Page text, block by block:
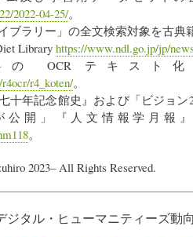
2022-04-25/。
ブラリー」の全文検索対象を古典
Library https://www.ndl.go.jp/jp/
の OCR テキスト
r4_koten/。
十年記念館史』および「ビジョン
開」『人文情報学月報』
。
2023– All Rights Reserved.
ジタル・ヒューマニティーズ動